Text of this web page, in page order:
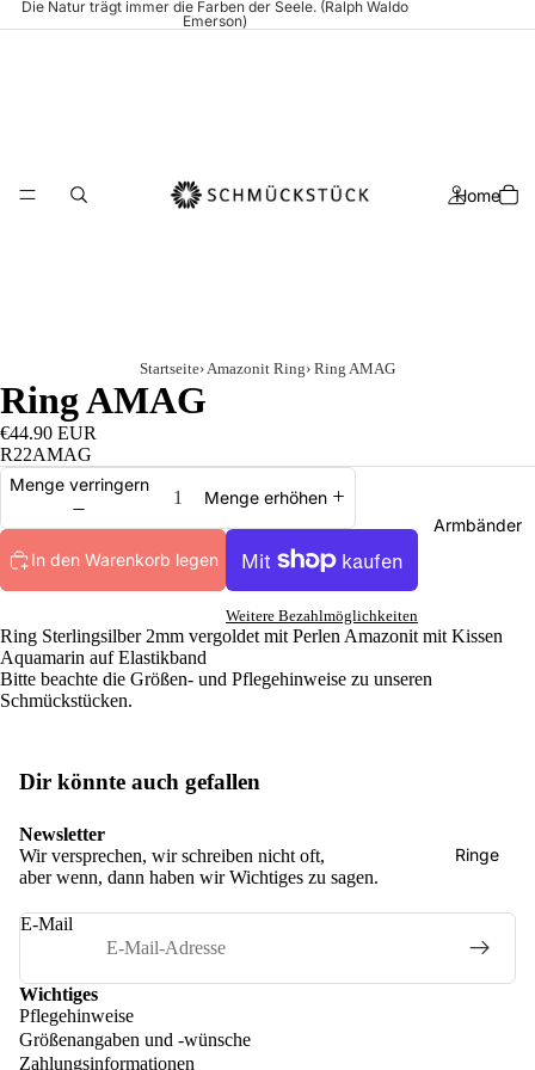
Die Natur trägt immer die Farben der Seele. (Ralph Waldo
Emerson)
Home
Armbänder
Airys
Ringe
Startseite›Amazonit Ring› Ring AMAG
Ring AMAG
€44.90 EUR
R22AMAG
Menge verringern
Menge erhöhen
In den Warenkorb legen
Weitere Bezahlmöglichkeiten
Ring Sterlingsilber 2mm vergoldet mit Perlen Amazonit mit Kissen
Aquamarin auf Elastikband
Bitte beachte die Größen- und Pflegehinweise zu unseren
Schmückstücken.
Dir könnte auch gefallen
Newsletter
Wir versprechen, wir schreiben nicht oft,
aber wenn, dann haben wir Wichtiges zu sagen.
E-Mail
Wichtiges
Pflegehinweise
Größenangaben und -wünsche
Zahlungsinformationen